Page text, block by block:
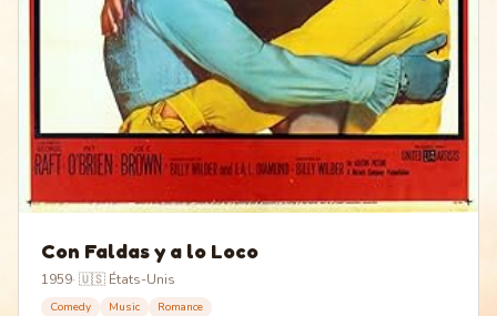
Con Faldas y a lo Loco
1959· 🇺🇸 États-Unis
Comedy Music Romance